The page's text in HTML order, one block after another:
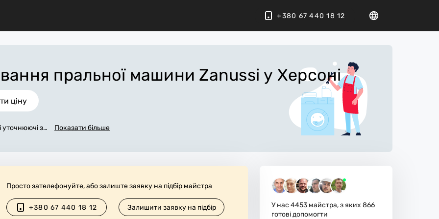
+380 67 440 18 12
пральної машини Zanussi у Херсоні
ціну
уточнюючі за
після зав
чистотою та
Показати більше
У нас4453 майстра, з яких866
готові допомогти
Просто зателефонуйте, або залиште заявку на підбір майстра
+380 67 440 18 12 Залишити заявку на підбір